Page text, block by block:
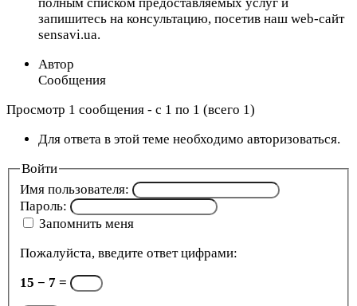
запишитесь на консультацию, посетив наш web-сайт
sensavi.ua.
Автор
Сообщения
Просмотр 1 сообщения - с 1 по 1 (всего 1)
Для ответа в этой теме необходимо авторизоваться.
Войти
Имя пользователя:
Пароль:
Запомнить меня
Пожалуйста, введите ответ цифрами:
15 − 7 =